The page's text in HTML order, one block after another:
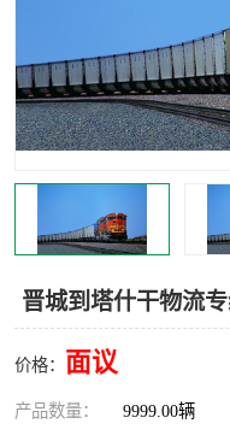
晋城到塔什干物流
价格： 面议
产品数量： 9999.00辆